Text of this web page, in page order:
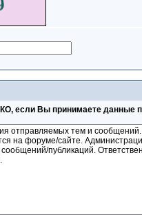
если Вы принимаете данные